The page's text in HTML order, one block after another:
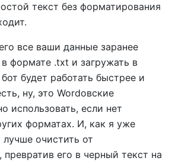
текст без форматирования
все ваши данные заранее
формате .txt и загружать в
будет работать быстрее и
ну, это Wordовские
использовать, если нет
форматах. И, как я уже
лучше очистить от
его в черный текст на